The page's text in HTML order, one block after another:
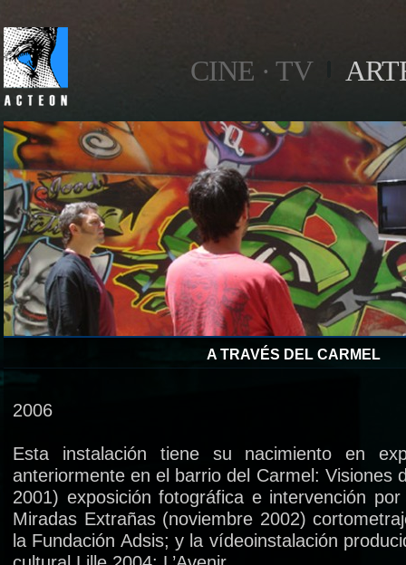
CINE · TV
A TRAVÉS DEL CARMEL
2006
Esta instalación tiene su nacimiento en
anteriormente en el barrio del Carmel: Visiones
2001) exposición fotográfica e intervención
Miradas Extrañas (noviembre 2002)
la Fundación Adsis; y la vídeoinstalación